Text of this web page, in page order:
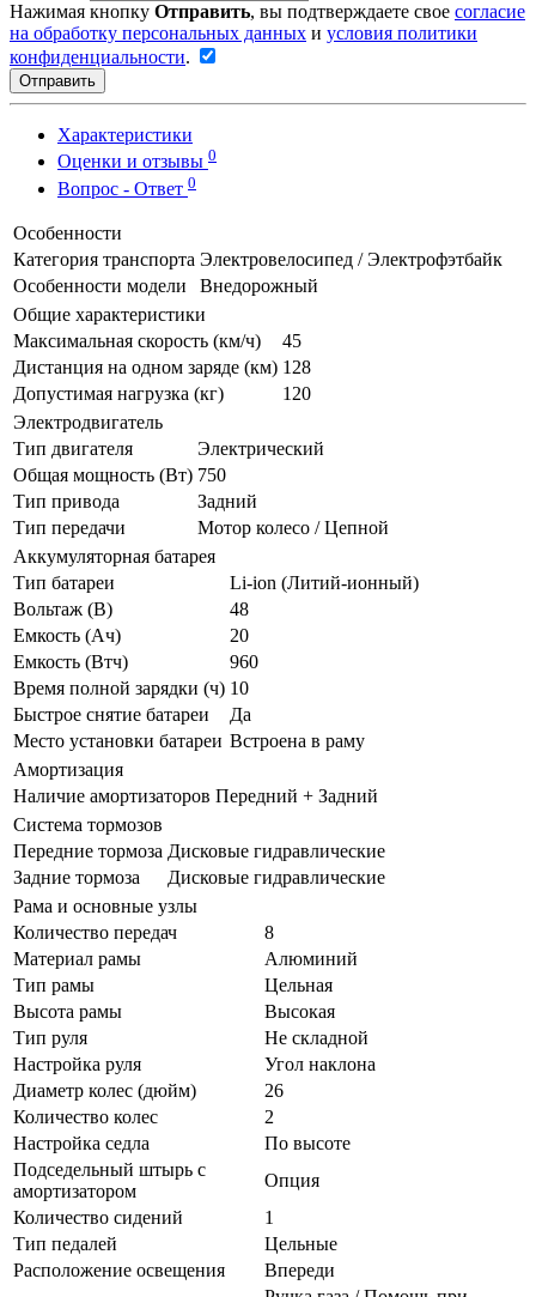
Нажимая кнопку Отправить, вы подтверждаете свое согласие
на обработку персональных данных и условия политики
конфиденциальности.
Отправить
Характеристики
Оценки и отзывы 0
Вопрос - Ответ 0
Особенности
Категория транспорта Электровелосипед / Электрофэтбайк
Особенности модели
Внедорожный
Общие характеристики
Максимальная скорость (км/ч)
45
Дистанция на одном заряде (км) 128
Допустимая нагрузка (кг)
120
Электродвигатель
Тип двигателя
Электрический
Общая мощность (Вт) 750
Тип привода
Задний
Тип передачи
Мотор колесо / Цепной
Аккумуляторная батарея
Тип батареи
Li-ion (Литий-ионный)
Вольтаж (В)
48
Емкость (Ач)
20
Емкость (Втч)
960
Время полной зарядки (ч) 10
Быстрое снятие батареи
Да
Место установки батареи Встроена в раму
Амортизация
Наличие амортизаторов Передний + Задний
Система тормозов
Передние тормоза Дисковые гидравлические
Задние тормоза
Дисковые гидравлические
Рама и основные узлы
Количество передач
8
Материал рамы
Алюминий
Тип рамы
Цельная
Высота рамы
Высокая
Тип руля
Не складной
Настройка руля
Угол наклона
Диаметр колес (дюйм)
26
Количество колес
2
Настройка седла
По высоте
Подседельный штырь с
амортизатором
Опция
Количество сидений
1
Тип педалей
Цельные
Расположение освещения
Впереди